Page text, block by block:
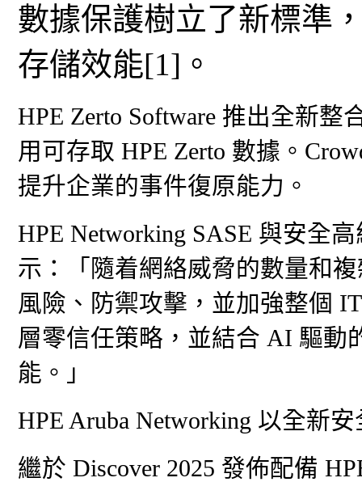
數據保護樹立了新標準
存儲效能[1]。
HPE Zerto Software 推出全新整
用可存取 HPE Zerto 數據。
提升企業的事件復原能力。
HPE Networking SASE 與安全
示：「隨着網絡威脅的數量和
風險、防禦攻擊，並加強整個
層零信任策略，並結合 AI 驅動
能。」
HPE Aruba Networking 以全新
繼於 Discover 2025 發佈配備